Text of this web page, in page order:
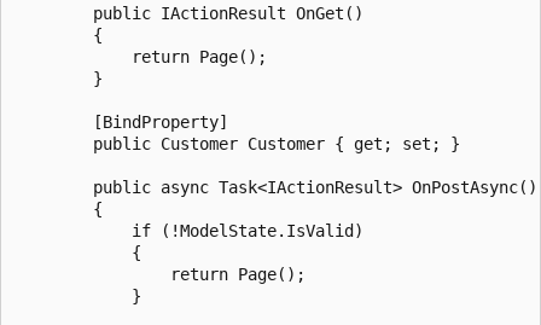
        public IActionResult OnGet()
        {
            return Page();
        }
        [BindProperty]
        public Customer Customer { get; set; }
        public async Task<IActionResult> OnPostAsync()
        {
            if (!ModelState.IsValid)
            {
                return Page();
            }